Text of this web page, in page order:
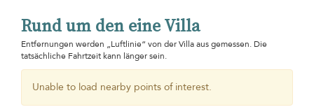
Rund um den eine Villa
Entfernungen werden „Luftlinie“ von der Villa aus gemessen. Die
tatsächliche Fahrtzeit kann länger sein.
Unable to load nearby points of interest.